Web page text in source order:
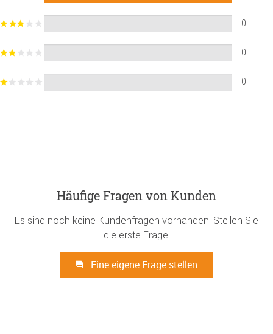
0
0
0
Häufige Fragen von Kunden
Es sind noch keine Kundenfragen vorhanden. Stellen Sie
die erste Frage!
Eine eigene Frage stellen